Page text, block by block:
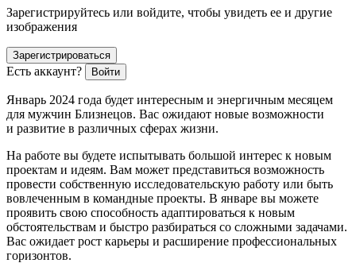
Зарегистрируйтесь или войдите, чтобы увидеть ее и другие
изображения
Зарегистрироваться
Есть аккаунт? Войти
Январь 2024 года будет интересным и энергичным месяцем
для мужчин Близнецов. Вас ожидают новые возможности
и развитие в различных сферах жизни.
На работе вы будете испытывать большой интерес к новым
проектам и идеям. Вам может представиться возможность
провести собственную исследовательскую работу или быть
вовлеченным в командные проекты. В январе вы можете
проявить свою способность адаптироваться к новым
обстоятельствам и быстро разбираться со сложными задачами.
Вас ожидает рост карьеры и расширение профессиональных
горизонтов.